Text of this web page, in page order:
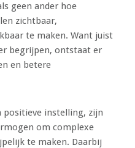
geen ander hoe
zichtbaar,
te maken. Want juist
begrijpen, ontstaat er
en betere
positieve instelling, zijn
om complexe
te maken. Daarbij